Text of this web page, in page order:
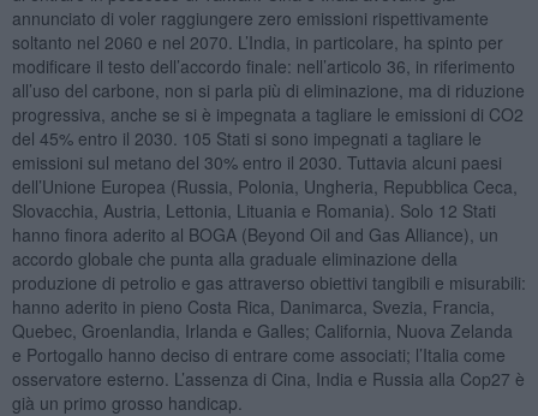
annunciato di voler raggiungere zero emissioni rispettivamente
soltanto nel 2060 e nel 2070. L’India, in particolare, ha spinto per
modificare il testo dell’accordo finale: nell’articolo 36, in riferimento
all’uso del carbone, non si parla più di eliminazione, ma di riduzione
progressiva, anche se si è impegnata a tagliare le emissioni di CO2
del 45% entro il 2030. 105 Stati si sono impegnati a tagliare le
emissioni sul metano del 30% entro il 2030. Tuttavia alcuni paesi
dell’Unione Europea (Russia, Polonia, Ungheria, Repubblica Ceca,
Slovacchia, Austria, Lettonia, Lituania e Romania). Solo 12 Stati
hanno finora aderito al BOGA (Beyond Oil and Gas Alliance), un
accordo globale che punta alla graduale eliminazione della
produzione di petrolio e gas attraverso obiettivi tangibili e misurabili:
hanno aderito in pieno Costa Rica, Danimarca, Svezia, Francia,
Quebec, Groenlandia, Irlanda e Galles; California, Nuova Zelanda
e Portogallo hanno deciso di entrare come associati; l’Italia come
osservatore esterno. L’assenza di Cina, India e Russia alla Cop27 è
già un primo grosso handicap.